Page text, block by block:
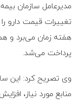
مدیرعامل سازمان
تغییرات قیمت دارو
هفته زمان می‌برد و
پرداخت می‌شد.
وی تصریح کرد: این
منابع مورد نیاز،